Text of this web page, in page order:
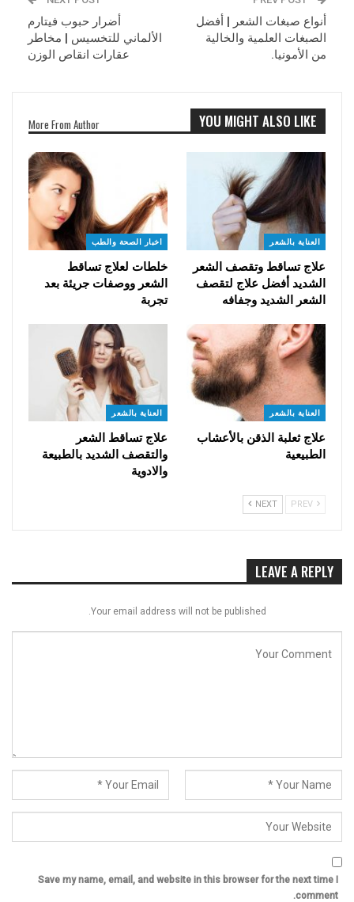
أنواع صبغات الشعر | أفضل
الصبغات العلمية والخالية
من الأمونيا.
أضرار حبوب فيتارم
الألماني للتخسيس | مخاطر
عقارات انقاص الوزن
YOU MIGHT ALSO LIKE
More From Author
العناية بالشعر
علاج تساقط وتقصف الشعر
الشديد أفضل علاج لتقصف
الشعر الشديد وجفافه
اخبار الصحة والطب
خلطات لعلاج تساقط
الشعر ووصفات جريئة بعد
تجربة
العناية بالشعر
علاج ثعلبة الذقن بالأعشاب
الطبيعية
العناية بالشعر
علاج تساقط الشعر
والتقصف الشديد بالطبيعة
والادوية
NEXT
LEAVE A REPLY
Your email address will not be published.
Save my name, email, and website in this browser for the next time I
comment.